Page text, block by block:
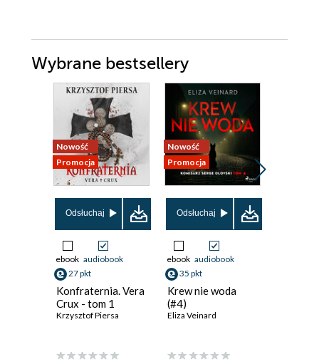
Wybrane bestsellery
Nowość
Promocja
Odsłuchaj
ebook audiobook
27 pkt
Konfraternia. Vera
Crux - tom 1
Krzysztof Piersa
Nowość
Promocja
Odsłuchaj
ebook audiobook
35 pkt
Krew nie woda
(#4)
Eliza Veinard